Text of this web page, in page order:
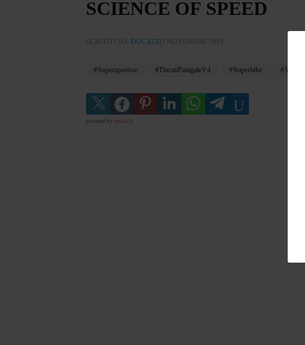
SCIENCE OF SPEED
SCRITTO DA DUCATI 02 NOVEMBRE 2019
Supersportive DucatiPanigaleV4 Superbike Video
powered by social2s